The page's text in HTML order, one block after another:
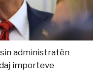
administratën
importeve